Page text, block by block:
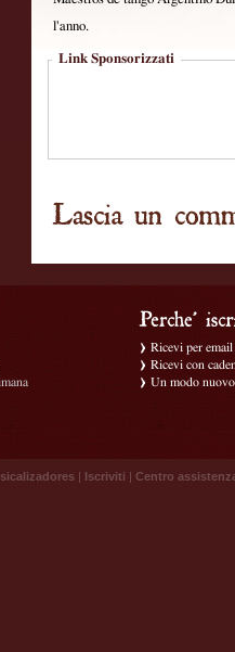
l'anno.
Link Sponsorizzati
Ricevi per
Ricevi con
Un modo
| Iscriviti | Centro